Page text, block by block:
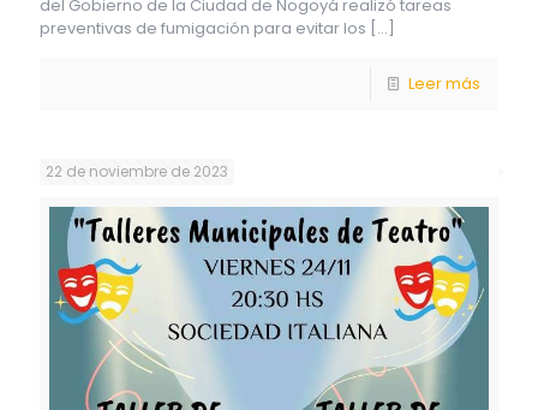
del Gobierno de la Ciudad de Nogoyá realizó tareas
preventivas de fumigación para evitar los […]
Leer más
22 de noviembre de 2023